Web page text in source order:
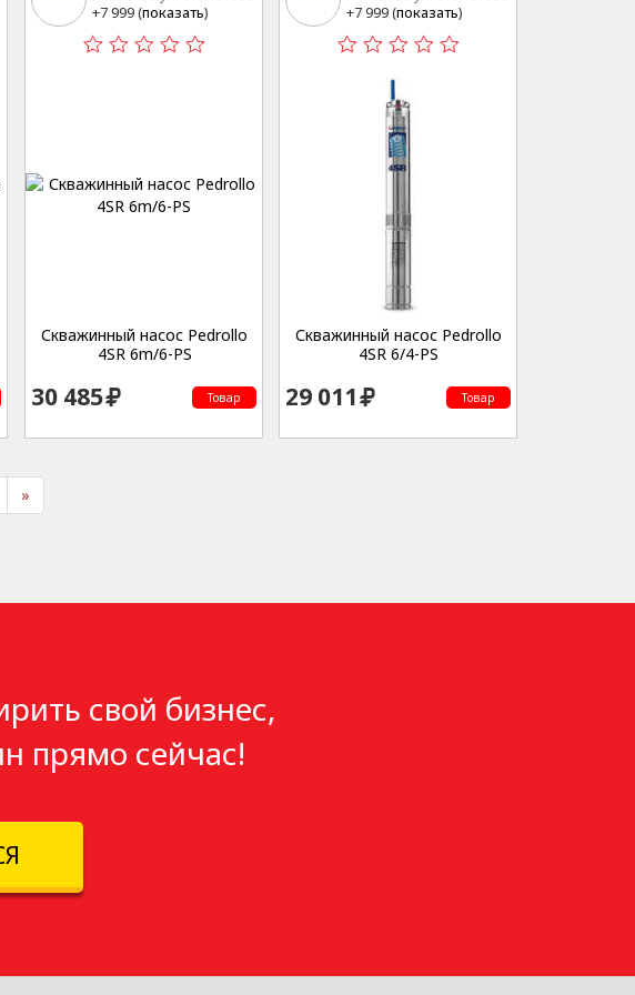
15
+7 999 (показать)
Скважинный насос Pedrollo
4SR 6m/6-PS
30 485 Товар
15
+7 999 (показать)
Скважинный насос Pedrollo
4SR 6/4-PS
29 011 Товар
»
свой бизнес,
прямо сейчас!